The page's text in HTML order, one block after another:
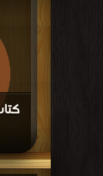
مجانا |